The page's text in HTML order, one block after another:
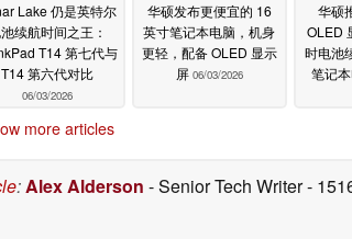
Lake 仍是英特尔
续航时间之王：
T14 第七代与
T14 第六代对比
06/03/2026
华硕发布更便宜的 16
英寸笔记本电脑，机身
更轻，配备 OLED 显示
屏 06/03/2026
华硕
OLED
时电池
笔记
more articles
:Alex Alderson - Senior Tech Writer-